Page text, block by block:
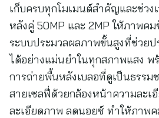
เก็บครบทุกโมเมนต์สำคัญและช่วง
หลังคู่ 50MP และ 2MP ให้ภาพค
ระบบประมวลผลภาพขั้นสูงที่ช่วยป
ได้อย่างแม่นยำในทุกสภาพแสง พ
การถ่ายพื้นหลังเบลอที่ดูเป็นธรรม
สายเซลฟี่ด้วยกล้องหน้าความละเ
ละเอียดภาพ ลดนอยซ์ ทำให้ภาพ